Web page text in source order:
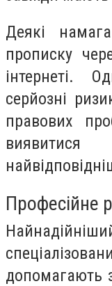
Деякі
прописку
інтернеті.
серйозні
правових
Професійне
допомагають